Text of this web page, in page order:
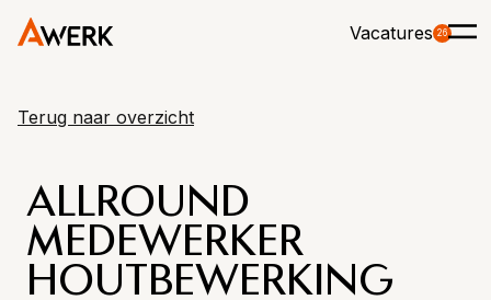
Vacatures 26
Terug naar overzicht
ALLROUND
MEDEWERKER
HOUTBEWERKING